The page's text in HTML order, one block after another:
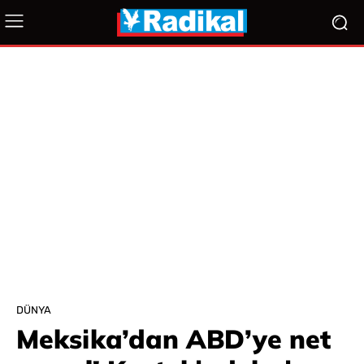
DÜNYA
Meksika’dan ABD’ye net